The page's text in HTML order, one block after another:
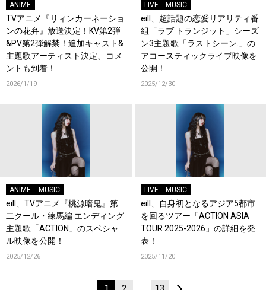
ANIME
TVアニメ『リィンカーネーショ
ンの花弁』放送決定！KV第2弾
&PV第2弾解禁！追加キャスト&
主題歌アーティスト決定、コメ
ントも到着！
2026/1/19
LIVE MUSIC
eill、超話題の恋愛リアリティ番
組「ラブ トランジット」シーズ
ン3主題歌「ラストシーン.」の
アコースティックライブ映像を
公開！
2025/12/30
ANIME MUSIC
eill、TVアニメ『桃源暗鬼』第
二クール・練馬編 エンディング
主題歌「ACTION」のスペシャ
ル映像を公開！
2025/12/26
LIVE MUSIC
eill、自身初となるアジア5都市
を回るツアー「ACTION ASIA
TOUR 2025-2026」の詳細を発
表！
2025/11/20